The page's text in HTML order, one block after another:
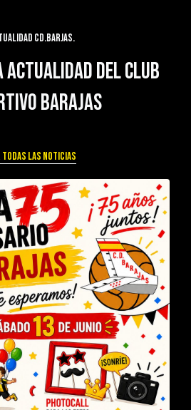
CD.Barjas
actualidad del Club
Barajas
todas las noticias